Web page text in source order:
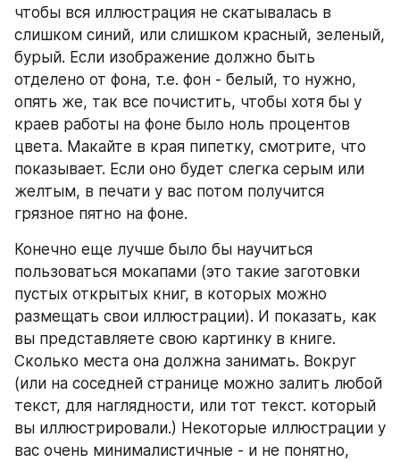
чтобы вся иллюстрация не скатывалась в
слишком синий, или слишком красный, зеленый,
бурый. Если изображение должно быть
отделено от фона, т.е. фон - белый, то нужно,
опять же, так все почистить, чтобы хотя бы у
краев работы на фоне было ноль процентов
цвета. Макайте в края пипетку, смотрите, что
показывает. Если оно будет слегка серым или
желтым, в печати у вас потом получится
грязное пятно на фоне.
Конечно еще лучше было бы научиться
пользоваться мокапами (это такие заготовки
пустых открытых книг, в которых можно
размещать свои иллюстрации). И показать, как
вы представляете свою картинку в книге.
Сколько места она должна занимать. Вокруг
(или на соседней странице можно залить любой
текст, для наглядности, или тот текст. который
вы иллюстрировали.) Некоторые иллюстрации у
вас очень минималистичные - и не понятно,